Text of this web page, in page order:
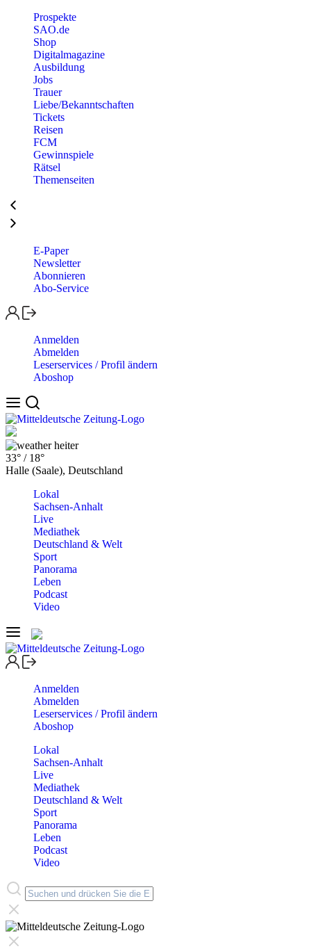
Prospekte
SAO.de
Shop
Digitalmagazine
Ausbildung
Jobs
Trauer
Liebe/Bekanntschaften
Tickets
Reisen
FCM
Gewinnspiele
Rätsel
Themenseiten
E-Paper
Newsletter
Abonnieren
Abo-Service
Anmelden
Abmelden
Leserservices / Profil ändern
Aboshop
heiter
33° / 18°
Halle (Saale), Deutschland
Lokal
Sachsen-Anhalt
Live
Mediathek
Deutschland & Welt
Sport
Panorama
Leben
Podcast
Video
Anmelden
Abmelden
Leserservices / Profil ändern
Aboshop
Lokal
Sachsen-Anhalt
Live
Mediathek
Deutschland & Welt
Sport
Panorama
Leben
Podcast
Video